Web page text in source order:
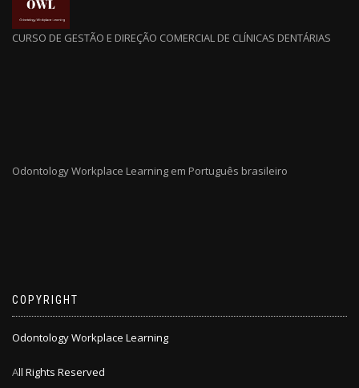
CURSO DE GESTÃO E DIREÇÃO COMERCIAL DE CLÍNICAS DENTÁRIAS
Odontology Workplace Learning em Português brasileiro
COPYRIGHT
Odontology Workplace Learning
All Rights Reserved